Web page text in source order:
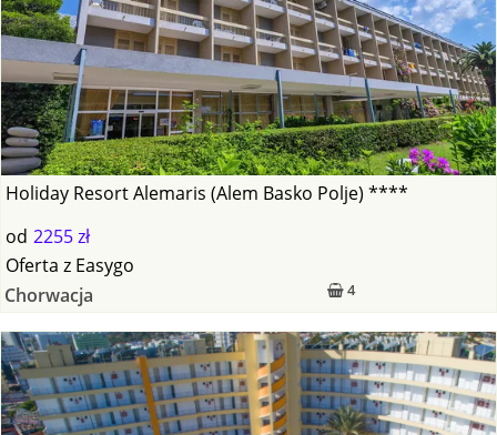
Holiday Resort Alemaris (Alem Basko Polje) ****
od 2255 zł
4
Oferta z Easygo
Chorwacja